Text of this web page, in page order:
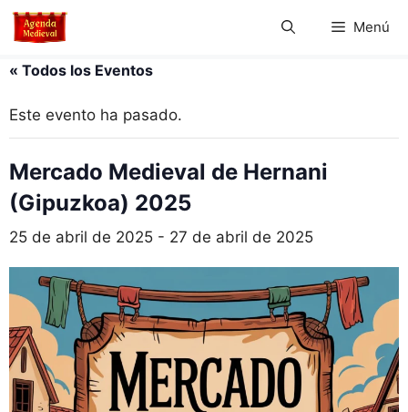
Saltar
Menú
« Todos los Eventos
Este evento ha pasado.
Mercado Medieval de Hernani
(Gipuzkoa) 2025
25 de abril de 2025 - 27 de abril de 2025